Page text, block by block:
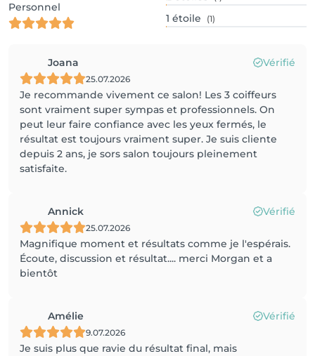
Personnel
1 étoile (1)
Joana Vérifié
25.07.2026
Je recommande vivement ce salon! Les 3 coiffeurs
sont vraiment super sympas et professionnels. On
peut leur faire confiance avec les yeux fermés, le
résultat est toujours vraiment super. Je suis cliente
depuis 2 ans, je sors salon toujours pleinement
satisfaite.
Annick Vérifié
25.07.2026
Magnifique moment et résultats comme je l'espérais.
Écoute, discussion et résultat.... merci Morgan et a
bientôt
Amélie Vérifié
9.07.2026
Je suis plus que ravie du résultat final, mais